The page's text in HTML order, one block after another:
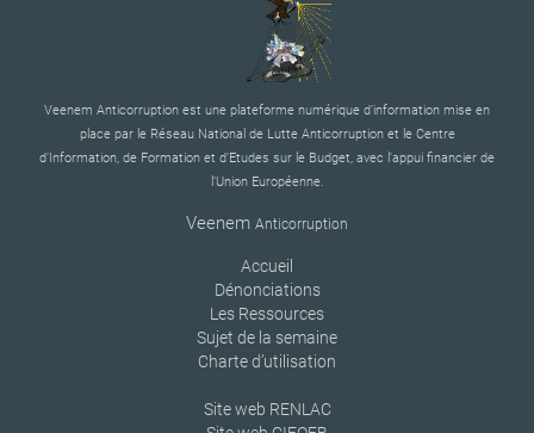
Veenem Anticorruption est une plateforme numérique d’information mise en
place par le Réseau National de Lutte Anticorruption et le Centre
d’Information, de Formation et d’Etudes sur le Budget, avec l’appui financier de
l’Union Européenne.
Veenem Anticorruption
Accueil
Dénonciations
Les Ressources
Sujet de la semaine
Charte d’utilisation
Site web RENLAC